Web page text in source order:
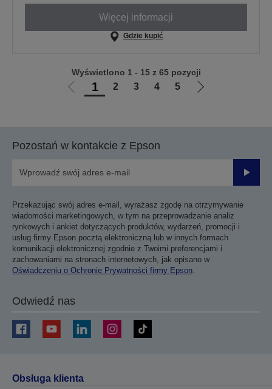
Więcej informacji
Gdzie kupić
Przejdź
1 2 3 4 5
Przejdź
Wyświetlono 1 - 15 z 65 pozycji
Pozostań w kontakcie z Epson
Przekazując swój adres e-mail, wyrażasz zgodę na otrzymywanie
wiadomości marketingowych, w tym na przeprowadzanie analiz
rynkowych i ankiet dotyczących produktów, wydarzeń, promocji i
usług firmy Epson pocztą elektroniczną lub w innych formach
komunikacji elektronicznej zgodnie z Twoimi preferencjami i
zachowaniami na stronach internetowych, jak opisano w
Oświadczeniu o Ochronie Prywatności firmy Epson.
Odwiedź nas
Obsługa klienta